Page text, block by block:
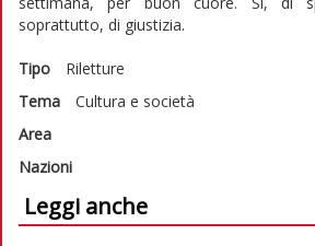
soprattutto, di giustizia.
Tipo
Riletture
Tema
Cultura e società
Area
Nazioni
Leggi anche